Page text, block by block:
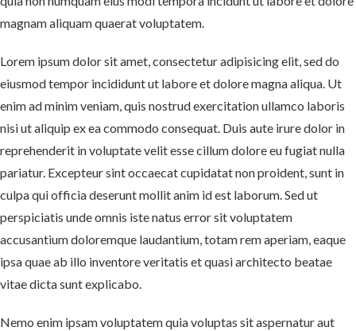
magnam aliquam quaerat voluptatem.
Lorem ipsum dolor sit amet, consectetur adipisicing elit, sed do
eiusmod tempor incididunt ut labore et dolore magna aliqua. Ut
enim ad minim veniam, quis nostrud exercitation ullamco laboris
nisi ut aliquip ex ea commodo consequat. Duis aute irure dolor in
reprehenderit in voluptate velit esse cillum dolore eu fugiat nulla
pariatur. Excepteur sint occaecat cupidatat non proident, sunt in
culpa qui officia deserunt mollit anim id est laborum. Sed ut
perspiciatis unde omnis iste natus error sit voluptatem
accusantium doloremque laudantium, totam rem aperiam, eaque
ipsa quae ab illo inventore veritatis et quasi architecto beatae
vitae dicta sunt explicabo.
Nemo enim ipsam voluptatem quia voluptas sit aspernatur aut